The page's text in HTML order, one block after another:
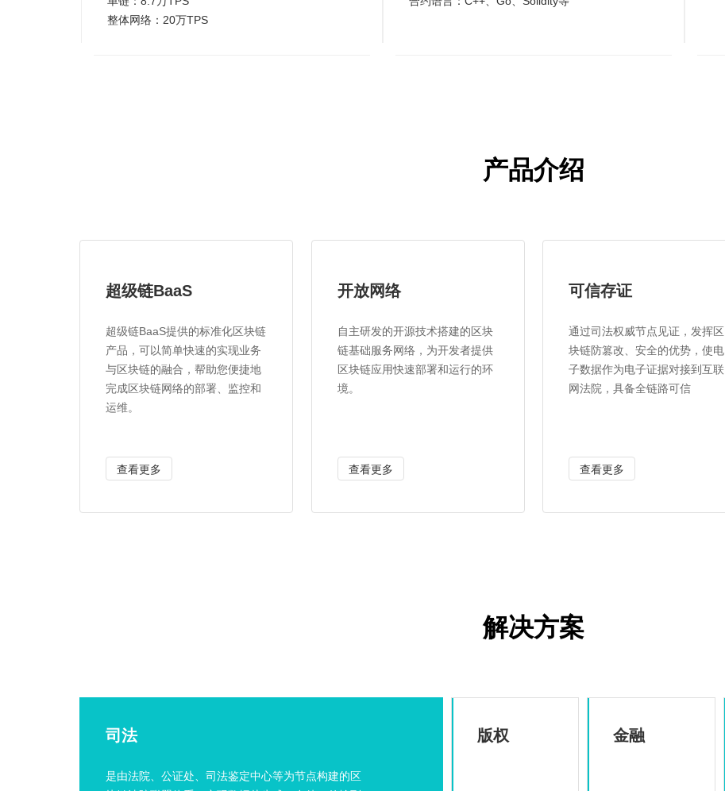
整体网络：20万TPS
产品介绍
超级链BaaS
超级链BaaS提供的标准化区块链
产品，可以简单快速的实现业务
与区块链的融合，帮助您便捷地
完成区块链网络的部署、监控和
运维。
查看更多
开放网络
自主研发的开源技术搭建的区块
链基础服务网络，为开发者提供
区块链应用快速部署和运行的环
境。
查看更多
可信存证
通过司法权威节点见证，发挥区
块链防篡改、安全的优势，使电
子数据作为电子证据对接到互联
网法院，具备全链路可信
查看更多
解决方案
司法
是由法院、公证处、司法鉴定中心等为节点构建的区
版权 金融